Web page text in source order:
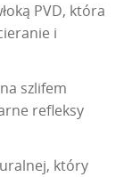
PVD, która
i
szlifem
refleksy
który